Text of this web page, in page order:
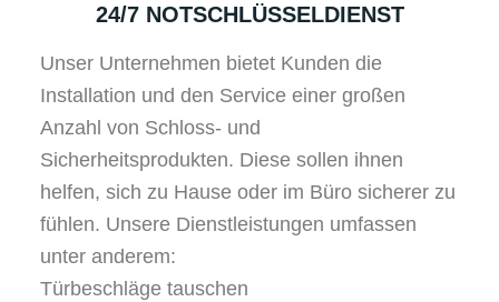
24/7 NOTSCHLÜSSELDIENST
Unser Unternehmen bietet Kunden die
Installation und den Service einer großen
Anzahl von Schloss- und
Sicherheitsprodukten. Diese sollen ihnen
helfen, sich zu Hause oder im Büro sicherer zu
fühlen. Unsere Dienstleistungen umfassen
unter anderem:
Türbeschläge tauschen